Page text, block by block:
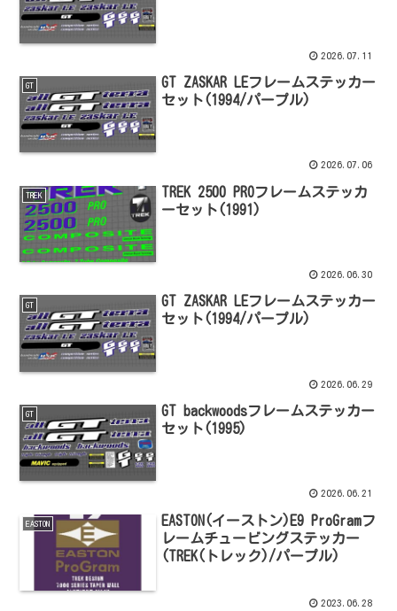
2026.07.11
GT
GT ZASKAR LEフレームステッカー
セット(1994/パープル)
2026.07.06
TREK
TREK 2500 PROフレームステッカ
ーセット(1991)
2026.06.30
GT
GT ZASKAR LEフレームステッカー
セット(1994/パープル)
2026.06.29
GT
GT backwoodsフレームステッカー
セット(1995)
2026.06.21
EASTON
EASTON(イーストン)E9 ProGramフ
レームチュービングステッカー
(TREK(トレック)/パープル)
2023.06.28